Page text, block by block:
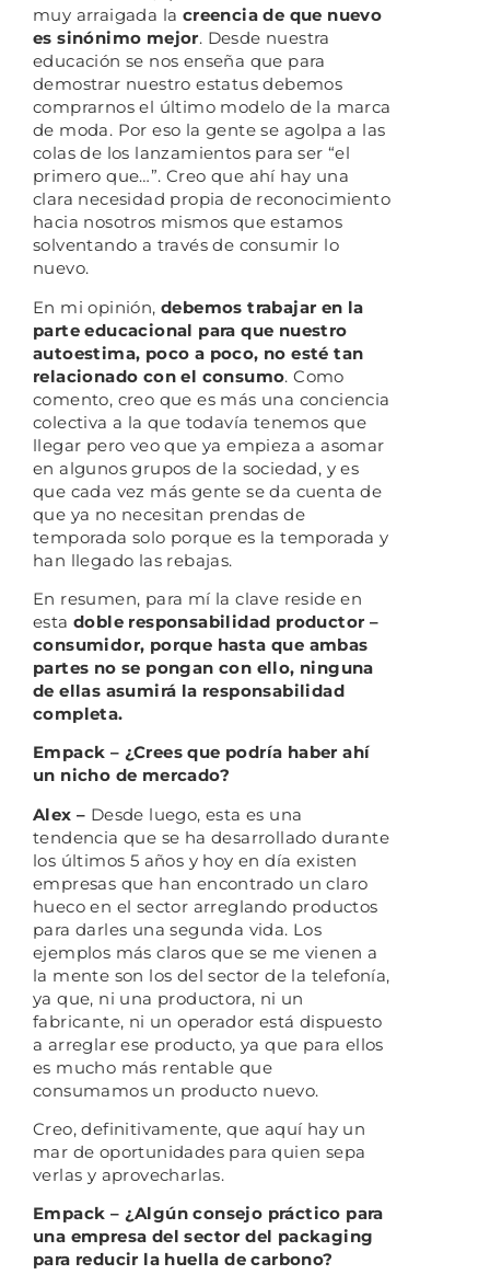
muy arraigada la creencia de que nuevo
es sinónimo mejor. Desde nuestra
educación se nos enseña que para
demostrar nuestro estatus debemos
comprarnos el último modelo de la marca
de moda. Por eso la gente se agolpa a las
colas de los lanzamientos para ser “el
primero que…”. Creo que ahí hay una
clara necesidad propia de reconocimiento
hacia nosotros mismos que estamos
solventando a través de consumir lo
nuevo.
En mi opinión, debemos trabajar en la
parte educacional para que nuestro
autoestima, poco a poco, no esté tan
relacionado con el consumo. Como
comento, creo que es más una conciencia
colectiva a la que todavía tenemos que
llegar pero veo que ya empieza a asomar
en algunos grupos de la sociedad, y es
que cada vez más gente se da cuenta de
que ya no necesitan prendas de
temporada solo porque es la temporada y
han llegado las rebajas.
En resumen, para mí la clave reside en
esta doble responsabilidad productor –
consumidor, porque hasta que ambas
partes no se pongan con ello, ninguna
de ellas asumirá la responsabilidad
completa.
Empack – ¿Crees que podría haber ahí
un nicho de mercado?
Alex – Desde luego, esta es una
tendencia que se ha desarrollado durante
los últimos 5 años y hoy en día existen
empresas que han encontrado un claro
hueco en el sector arreglando productos
para darles una segunda vida. Los
ejemplos más claros que se me vienen a
la mente son los del sector de la telefonía,
ya que, ni una productora, ni un
fabricante, ni un operador está dispuesto
a arreglar ese producto, ya que para ellos
es mucho más rentable que
consumamos un producto nuevo.
Creo, definitivamente, que aquí hay un
mar de oportunidades para quien sepa
verlas y aprovecharlas.
Empack – ¿Algún consejo práctico para
una empresa del sector del packaging
para reducir la huella de carbono?